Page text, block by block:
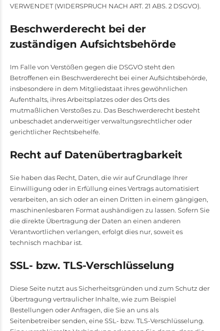
VERWENDET (WIDERSPRUCH NACH ART. 21 ABS. 2 DSGVO).
Beschwerde­recht bei der
zuständigen Aufsichts­behörde
Im Falle von Verstößen gegen die DSGVO steht den
Betroffenen ein Beschwerderecht bei einer Aufsichtsbehörde,
insbesondere in dem Mitgliedstaat ihres gewöhnlichen
Aufenthalts, ihres Arbeitsplatzes oder des Orts des
mutmaßlichen Verstoßes zu. Das Beschwerderecht besteht
unbeschadet anderweitiger verwaltungsrechtlicher oder
gerichtlicher Rechtsbehelfe.
Recht auf Daten­übertrag­barkeit
Sie haben das Recht, Daten, die wir auf Grundlage Ihrer
Einwilligung oder in Erfüllung eines Vertrags automatisiert
verarbeiten, an sich oder an einen Dritten in einem gängigen,
maschinenlesbaren Format aushändigen zu lassen. Sofern Sie
die direkte Übertragung der Daten an einen anderen
Verantwortlichen verlangen, erfolgt dies nur, soweit es
technisch machbar ist.
SSL- bzw. TLS-Verschlüsselung
Diese Seite nutzt aus Sicherheitsgründen und zum Schutz der
Übertragung vertraulicher Inhalte, wie zum Beispiel
Bestellungen oder Anfragen, die Sie an uns als
Seitenbetreiber senden, eine SSL- bzw. TLS-Verschlüsselung.